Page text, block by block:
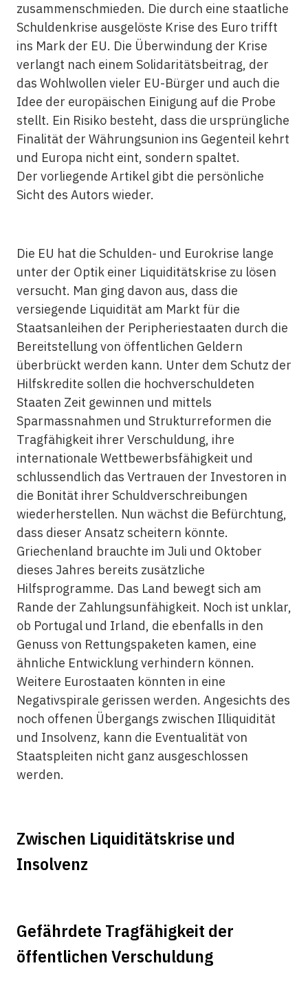
zusammenschmieden. Die durch eine staatliche
Schuldenkrise ausgelöste Krise des Euro trifft
ins Mark der EU. Die Überwindung der Krise
verlangt nach einem Solidaritätsbeitrag, der
das Wohlwollen vieler EU-Bürger und auch die
Idee der europäischen Einigung auf die Probe
stellt. Ein Risiko besteht, dass die ursprüngliche
Finalität der Währungsunion ins Gegenteil kehrt
und Europa nicht eint, sondern spaltet.
Der vorliegende Artikel gibt die persönliche
Sicht des Autors wieder.
Die EU hat die Schulden- und Eurokrise lange
unter der Optik einer Liquiditätskrise zu lösen
versucht. Man ging davon aus, dass die
versiegende Liquidität am Markt für die
Staatsanleihen der Peripheriestaaten durch die
Bereitstellung von öffentlichen Geldern
überbrückt werden kann. Unter dem Schutz der
Hilfskredite sollen die hochverschuldeten
Staaten Zeit gewinnen und mittels
Sparmassnahmen und Strukturreformen die
Tragfähigkeit ihrer Verschuldung, ihre
internationale Wettbewerbsfähigkeit und
schlussendlich das Vertrauen der Investoren in
die Bonität ihrer Schuldverschreibungen
wiederherstellen. Nun wächst die Befürchtung,
dass dieser Ansatz scheitern könnte.
Griechenland brauchte im Juli und Oktober
dieses Jahres bereits zusätzliche
Hilfsprogramme. Das Land bewegt sich am
Rande der Zahlungsunfähigkeit. Noch ist unklar,
ob Portugal und Irland, die ebenfalls in den
Genuss von Rettungspaketen kamen, eine
ähnliche Entwicklung verhindern können.
Weitere Eurostaaten könnten in eine
Negativspirale gerissen werden. Angesichts des
noch offenen Übergangs zwischen Illiquidität
und Insolvenz, kann die Eventualität von
Staatspleiten nicht ganz ausgeschlossen
werden.
Zwischen Liquiditätskrise und
Insolvenz
Gefährdete Tragfähigkeit der
öffentlichen Verschuldung